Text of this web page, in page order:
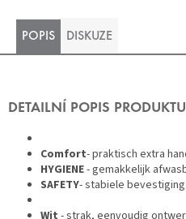
POPIS DISKUZE
DETAILNÍ POPIS PRODUKTU
Comfort- praktisch extra
HYGIENE- gemakkelijk
SAFETY- stabiele